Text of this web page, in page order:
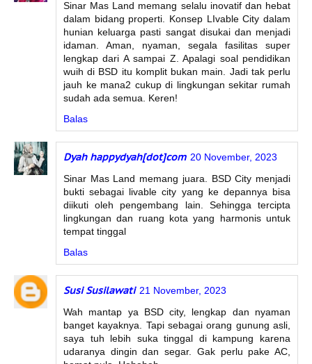
Sinar Mas Land memang selalu inovatif dan hebat
dalam bidang properti. Konsep LIvable City dalam
hunian keluarga pasti sangat disukai dan menjadi
idaman. Aman, nyaman, segala fasilitas super
lengkap dari A sampai Z. Apalagi soal pendidikan
wuih di BSD itu komplit bukan main. Jadi tak perlu
jauh ke mana2 cukup di lingkungan sekitar rumah
sudah ada semua. Keren!
Balas
Dyah happydyah[dot]com 20 November, 2023
Sinar Mas Land memang juara. BSD City menjadi
bukti sebagai livable city yang ke depannya bisa
diikuti oleh pengembang lain. Sehingga tercipta
lingkungan dan ruang kota yang harmonis untuk
tempat tinggal
Balas
Susi Susilawati 21 November, 2023
Wah mantap ya BSD city, lengkap dan nyaman
banget kayaknya. Tapi sebagai orang gunung asli,
saya tuh lebih suka tinggal di kampung karena
udaranya dingin dan segar. Gak perlu pake AC,